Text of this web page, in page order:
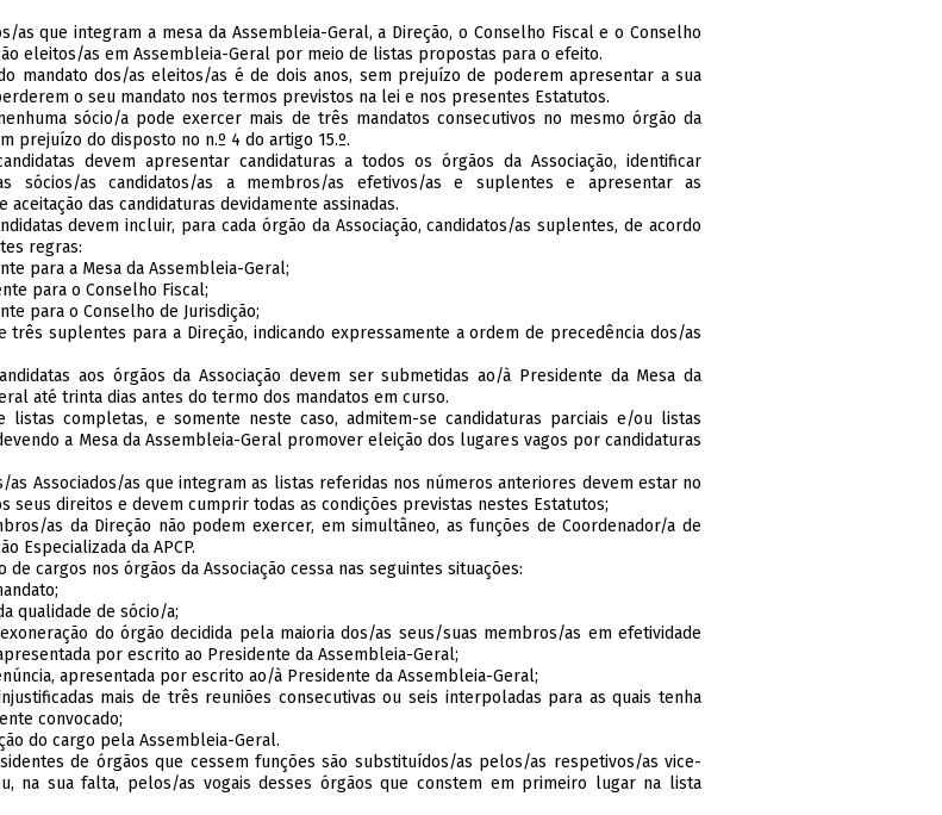
as que integram a mesa da Assembleia-Geral, a Direção, o Conselho Fiscal e o Conselho
eleitos/as em Assembleia-Geral por meio de listas propostas para o efeito.
mandato dos/as eleitos/as é de dois anos, sem prejuízo de poderem apresentar a sua
o seu mandato nos termos previstos na lei e nos presentes Estatutos.
sócio/a pode exercer mais de três mandatos consecutivos no mesmo órgão da
prejuízo do disposto no n.º 4 do artigo 15.º.
devem apresentar candidaturas a todos os órgãos da Associação, identificar
sócios/as candidatos/as a membros/as efetivos/as e suplentes e apresentar as
aceitação das candidaturas devidamente assinadas.
devem incluir, para cada órgão da Associação, candidatos/as suplentes, de acordo
regras:
para a Mesa da Assembleia-Geral;
para o Conselho Fiscal;
para o Conselho de Jurisdição;
três suplentes para a Direção, indicando expressamente a ordem de precedência dos/as
aos órgãos da Associação devem ser submetidas ao/à Presidente da Mesa da
até trinta dias antes do termo dos mandatos em curso.
listas completas, e somente neste caso, admitem-se candidaturas parciais e/ou listas
a Mesa da Assembleia-Geral promover eleição dos lugares vagos por candidaturas
as Associados/as que integram as listas referidas nos números anteriores devem estar no
seus direitos e devem cumprir todas as condições previstas nestes Estatutos;
as da Direção não podem exercer, em simultâneo, as funções de Coordenador/a de
Especializada da APCP.
de cargos nos órgãos da Associação cessa nas seguintes situações:
qualidade de sócio/a;
do órgão decidida pela maioria dos/as seus/suas membros/as em efetividade
por escrito ao Presidente da Assembleia-Geral;
apresentada por escrito ao/à Presidente da Assembleia-Geral;
mais de três reuniões consecutivas ou seis interpoladas para as quais tenha
convocado;
do cargo pela Assembleia-Geral.
de órgãos que cessem funções são substituídos/as pelos/as respetivos/as vice-
na sua falta, pelos/as vogais desses órgãos que constem em primeiro lugar na lista